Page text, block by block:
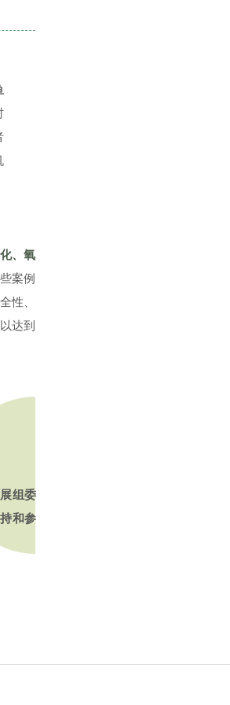
、氧
案例
性、
达到
组委
和参